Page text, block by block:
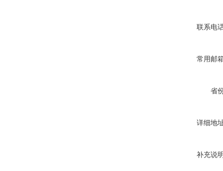
联系电
常用邮
省
详细地
补充说